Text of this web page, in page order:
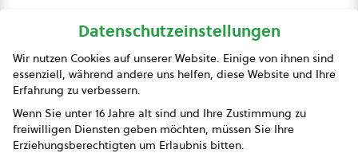
Presse
Impressum
Datenschutz
Datenschutzeinstellungen
Wir nutzen Cookies auf unserer Website. Einige von ihnen sind
essenziell, während andere uns helfen, diese Website und Ihre
Erfahrung zu verbessern.
Wenn Sie unter 16 Jahre alt sind und Ihre Zustimmung zu
freiwilligen Diensten geben möchten, müssen Sie Ihre
Erziehungsberechtigten um Erlaubnis bitten.